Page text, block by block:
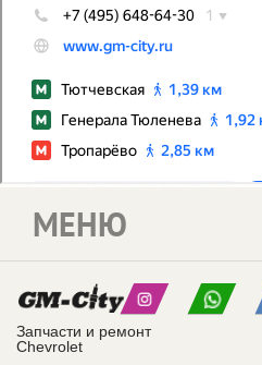
Запчасти и ремонт
Chevrolet
МЕНЮ